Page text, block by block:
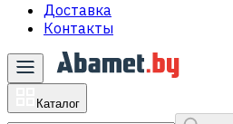
Доставка
Контакты
Каталог